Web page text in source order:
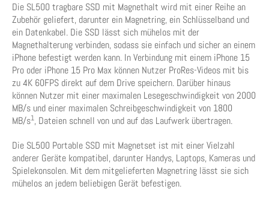
Die SL500 tragbare SSD mit Magnethalt wird mit einer Reihe an
Zubehör geliefert, darunter ein Magnetring, ein Schlüsselband und
ein Datenkabel. Die SSD lässt sich mühelos mit der
Magnethalterung verbinden, sodass sie einfach und sicher an einem
iPhone befestigt werden kann. In Verbindung mit einem iPhone 15
Pro oder iPhone 15 Pro Max können Nutzer ProRes-Videos mit bis
zu 4K 60FPS direkt auf dem Drive speichern. Darüber hinaus
können Nutzer mit einer maximalen Lesegeschwindigkeit von 2000
MB/s und einer maximalen Schreibgeschwindigkeit von 1800
MB/s1, Dateien schnell von und auf das Laufwerk übertragen.
Die SL500 Portable SSD mit Magnetset ist mit einer Vielzahl
anderer Geräte kompatibel, darunter Handys, Laptops, Kameras und
Spielekonsolen. Mit dem mitgelieferten Magnetring lässt sie sich
mühelos an jedem beliebigen Gerät befestigen.